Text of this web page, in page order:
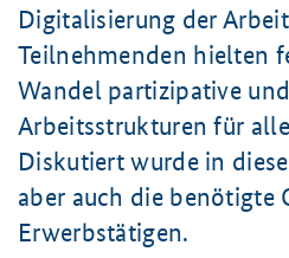
Digitalisierung der
Teilnehmenden hielten
Wandel partizipative
Arbeitsstrukturen für
Diskutiert wurde in
aber auch die benötigte
Erwerbstätigen.